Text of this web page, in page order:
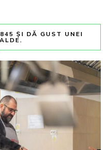
ȘI DĂ GUST UNEI